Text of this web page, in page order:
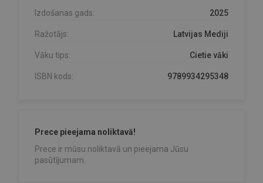
Izdošanas gads: 2025
Ražotājs: Latvijas Mediji
Vāku tips: Cietie vāki
ISBN kods: 9789934295348
Prece pieejama noliktavā!
Prece ir mūsu noliktavā un pieejama Jūsu
pasūtījumam.